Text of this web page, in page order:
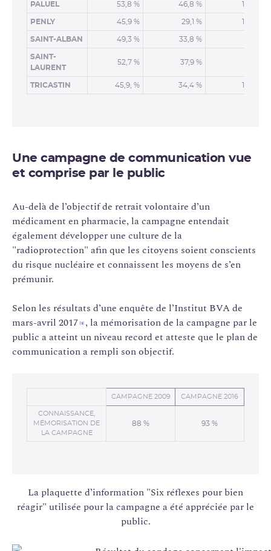
PALUEL 53,8 % 46,8 %
PENLY 45,9 % 29,1 %
SAINT-ALBAN 49,3 % 33,8 %
SAINT-
LAURENT
52,7 % 37,9 %
TRICASTIN 45,9, % 34,4 %
Une campagne de communication vue
et comprise par le public
Au-delà de l’objectif de retrait volontaire d’un
médicament en pharmacie, la campagne entendait
également développer une culture de la
"radioprotection" afin que les citoyens soient conscients
du risque nucléaire et connaissent les moyens de s’en
prémunir.
Selon les résultats d’une enquête de l’Institut BVA de
mars-avril 2017 [1] , la mémorisation de la campagne par le
public a atteint un niveau record et atteste que le plan de
communication a rempli son objectif.
CAMPAGNE 2009 CAMPAGNE 2016
CONNAISSANCE,
MÉMORISATION DE
LA CAMPAGNE
88 % 93 %
La plaquette d’information "Six réflexes pour bien
réagir" utilisée pour la campagne a été appréciée par le
public.